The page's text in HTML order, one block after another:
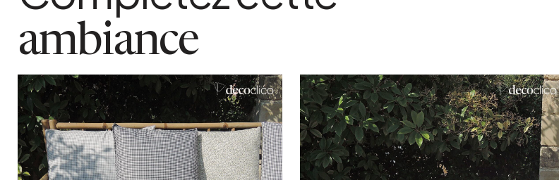
matiere detaillee
Housse 100% coton. garnissage polyester
poids colis
coloris
Blanc et noir
ambiance